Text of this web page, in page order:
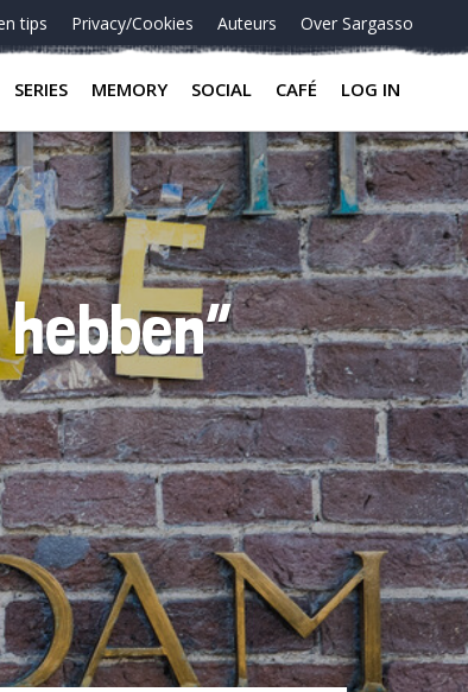
tips Privacy/Cookies Auteurs Over Sargasso
SERIES MEMORY SOCIAL CAFÉ LOG IN